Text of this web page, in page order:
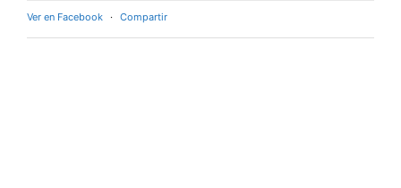
Ver en Facebook · Compartir